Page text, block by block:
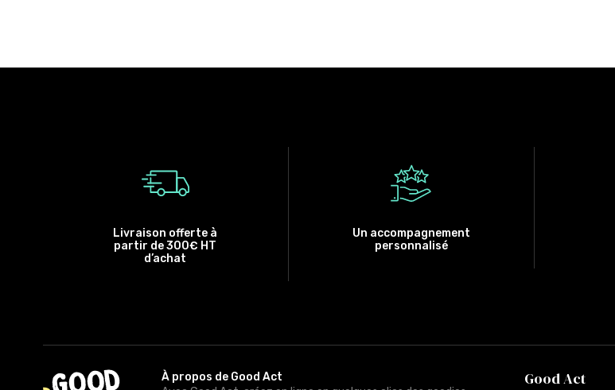
Livraison offerte à
partir de 300€ HT
d’achat
Un accompagnement
personnalisé
À propos de Good Act
Good Act